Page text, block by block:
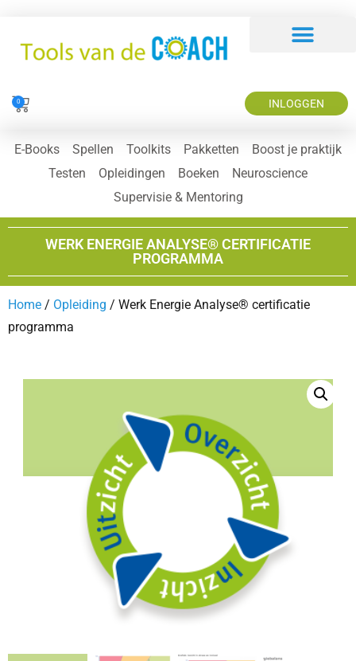
0 INLOGGEN
E-Books Spellen Toolkits Pakketten
Boost je praktijk
Testen
Opleidingen Boeken
Neuroscience
Supervisie & Mentoring
WERK ENERGIE ANALYSE® CERTIFICATIE
PROGRAMMA
Home / Opleiding / Werk Energie Analyse® certificatie
programma